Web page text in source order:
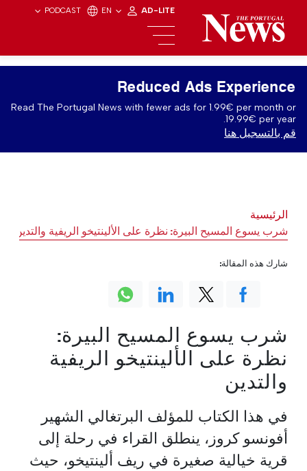
PODCAST EN AD-LITE
Reduced Ads Experience
Read The Portugal News with fewer ads for 1.99€ per month or
19.99€ per year.
قم بالتسجيل هنا
الرئيسية
شرب يسوع المسيح البيرة: نظرة على الألينتيخو الريفية والتدين
شرب يسوع المسيح البيرة:
نظرة على الألينتيخو الريفية
والتدين
في هذا الكتاب للمؤلف البرتغالي الشهير
أفونسو كروز، ينطلق القراء في رحلة إلى
قرية خيالية صغيرة في ريف ألينتيخو، حيث
شارك هذه المقالة: